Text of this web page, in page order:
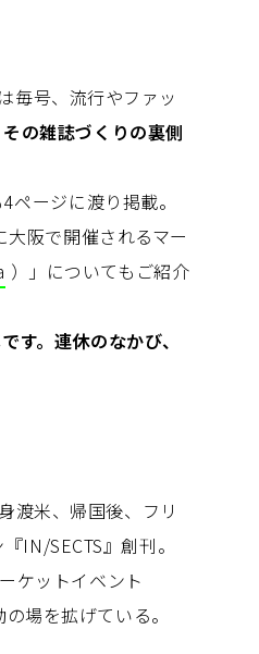
は毎号、流行やファッ
その雑誌づくりの裏側
ージに渡り掲載。
阪で開催されるマー
）」についてもご紹介
す。連休のなかび、
渡米、帰国後、フリ
IN/SECTS』創刊。
ケットイベント
場を拡げている。